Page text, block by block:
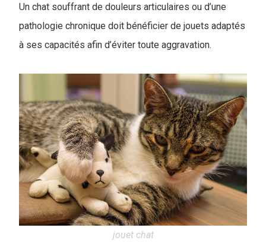
Un chat souffrant de douleurs articulaires ou d’une
pathologie chronique doit bénéficier de jouets adaptés
à ses capacités afin d’éviter toute aggravation.
jouet chat